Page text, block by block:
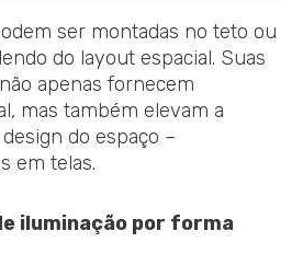
ser montadas no teto ou
do layout espacial. Suas
apenas fornecem
mas também elevam a
do espaço –
em telas.
iluminação por forma